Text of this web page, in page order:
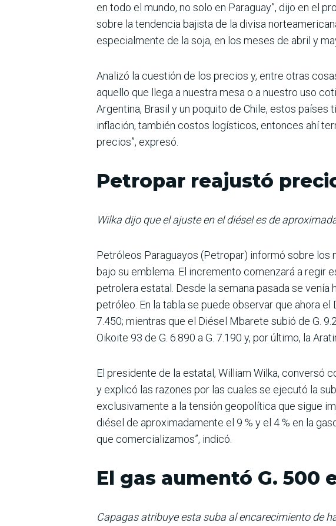
en todo el mundo, no solo en Paraguay”, dijo en el
sobre la tendencia bajista de la divisa
especialmente de la soja, en los meses de abril y
Analizó la cuestión de los precios y, entre otras
aquello que llega a nuestra mesa o a nuestro uso
Argentina, Brasil y un poquito de Chile, estos
inflación, tam­bién costos logísticos, entonces ahí
pre­cios”, expresó.
Petropar reajustó
Wilka dijo que el ajuste en el diésel es de
Petróleos Paraguayos (Petropar) informó sobre
bajo su emblema. El incre­mento comenzará a regir
petrolera esta­tal. Desde la semana pasada se
petróleo. En la tabla se puede observar que ahora
7.450; mientras que el Dié­sel Mbarete subió de G.
Oikoite 93 de G. 6.890 a G. 7.190 y, por último, la
El presidente de la estatal, William Wilka, conversó
y explicó las razones por las cuales se ejecutó la
exclusivamente a la tensión geopolítica que sigue
dié­sel de aproximadamente el 9 % y el 4 % en la
que comercializa­mos”, indicó.
El gas aumentó G. 500
Capagas atribuye esta suba al encarecimiento de